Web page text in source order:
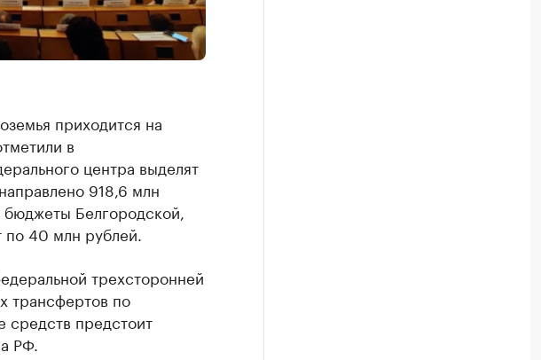
приходится на
в
центра выделят
918,6 млн
Белгородской,
по 40 млн рублей.
трехсторонней
трансфертов по
средств предстоит
РФ.